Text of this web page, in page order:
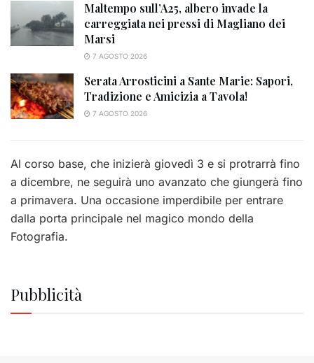
Maltempo sull’A25, albero invade la
carreggiata nei pressi di Magliano dei
Marsi
7 AGOSTO 2026
Serata Arrosticini a Sante Marie: Sapori,
Tradizione e Amicizia a Tavola!
7 AGOSTO 2026
Al corso base, che inizierà giovedì 3 e si protrarrà fino
a dicembre, ne seguirà uno avanzato che giungerà fino
a primavera. Una occasione imperdibile per entrare
dalla porta principale nel magico mondo della
Fotografia.
Pubblicità